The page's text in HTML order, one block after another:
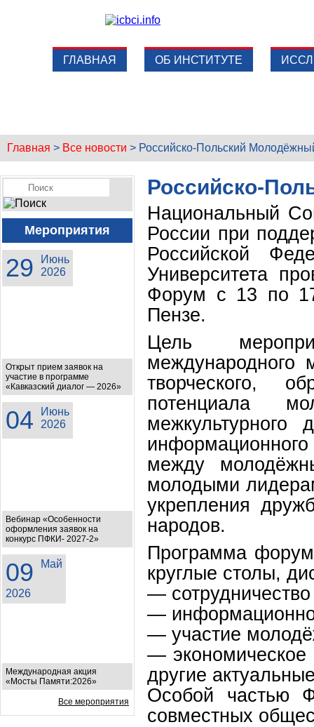
ГЛАВНАЯ ОБ ИНСТИТУТЕ
Главная > Все новости > Российско-Польский
Мероприятия
29
Июнь
2026
Открыт прием заявок на
участие в программе
«Кавказский диалог — 2026»
04
Июнь
2026
Вебинар «Особенности
оформления заявок на
конкурс ПФКИ- 2027-2»
09 Май
2026
Международная акция
«Мосты Памяти:2026»
Все мероприятия
Российско-
Национальный
России при
Российской
Университета
Форум с 13 по
Пензе.
Цель
международного
творческого,
потенциала
межкультурного
между
молодыми
укрепления
народов.
Программа
круглые столы,
—
—
— участие
— экономическое
другие
Особой частью
совместных